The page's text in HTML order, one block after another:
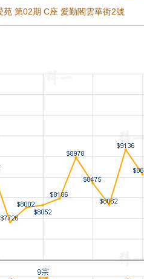
苑 第02期 C座 愛勤閣雲華街2號